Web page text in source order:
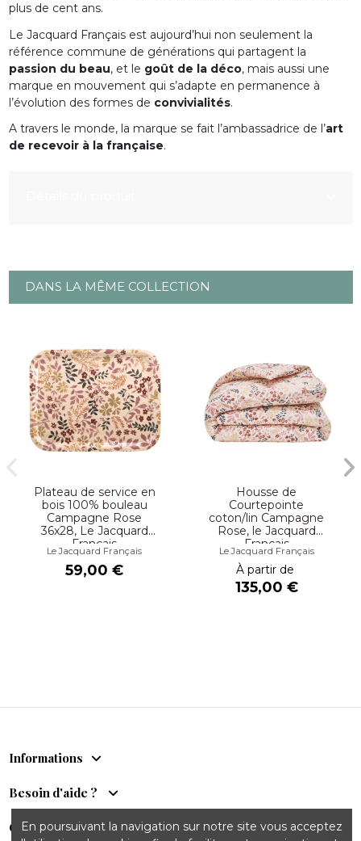
plus de cent ans.
Le Jacquard Français est aujourd’hui non seulement la
référence commune de générations qui partagent la
passion du beau, et le goût de la déco, mais aussi une
marque en mouvement qui s’adapte en permanence à
l’évolution des formes de convivialités.
A travers le monde, la marque se fait l’ambassadrice de l’art
de recevoir à la française.
DANS LA MÊME COLLECTION
Plateau de service en
bois 100% bouleau
Campagne Rose
36x28, Le Jacquard
Français
Le Jacquard Français
59,00 €
Housse de
Courtepointe
coton/lin Campagne
Rose, le Jacquard
Français
Le Jacquard Français
À partir de
135,00 €
Informations
Besoin d'aide ?
Comptoir du Sud
En poursuivant la navigation sur notre site vous acceptez